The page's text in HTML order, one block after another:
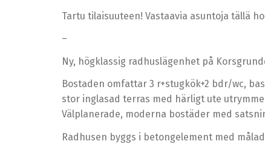
Tartu tilaisuuteen! Vastaavia asuntoja tällä
–
Ny, högklassig radhuslägenhet på
Bostaden omfattar 3 r+stugkök+2 bdr/wc,
stor inglasad terras med härligt ute
Välplanerade, moderna bostäder med
Radhusen byggs i betongelement med